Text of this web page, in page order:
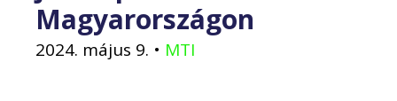
Magyarországon
2024. május 9. • MTI